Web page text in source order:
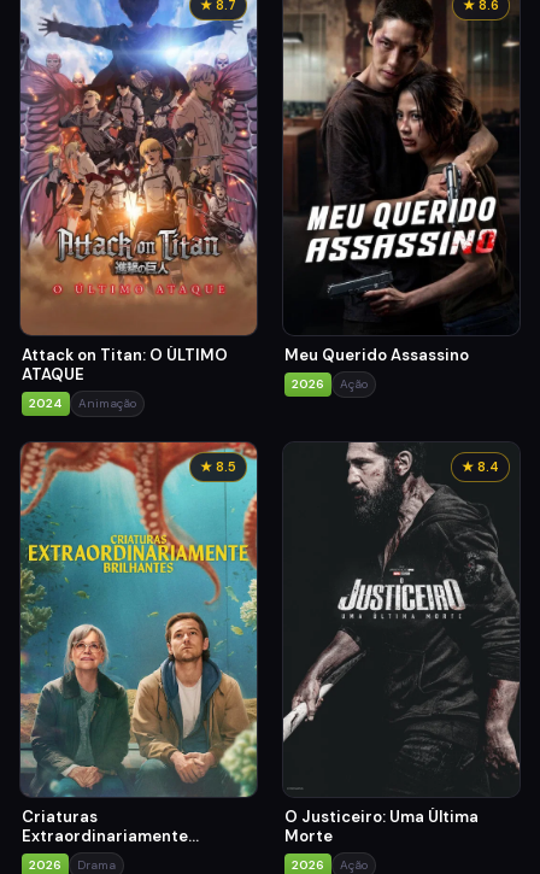
★ 8.7
Attack on Titan: O ÚLTIMO
ATAQUE
2024 Animação
★ 8.6
Meu Querido Assassino
2026 Ação
★ 8.5
Criaturas
Extraordinariamente
Brilhantes
2026 Drama
★ 8.4
O Justiceiro: Uma Última
Morte
2026 Ação